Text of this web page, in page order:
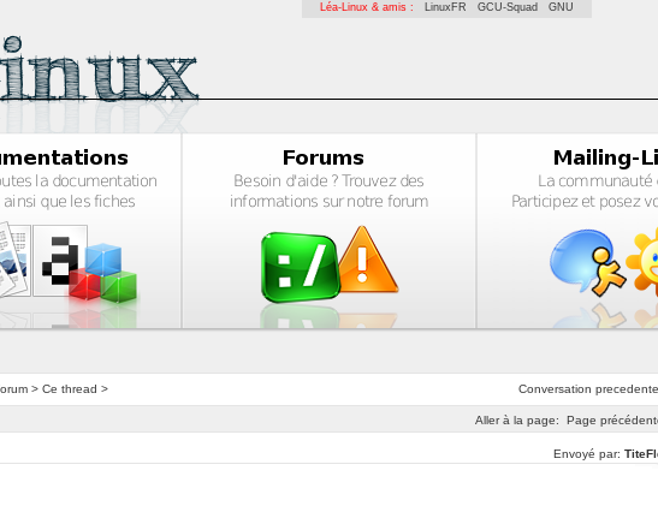
Léa-Linux & amis : LinuxFR GCU-Squad GNU
Conversation precedente
> Ce thread >
Aller à la page: Page
Envoyé par: